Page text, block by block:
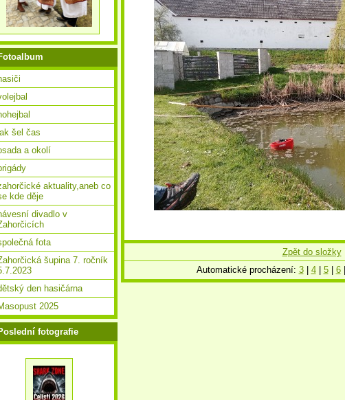
Zpět do složky
Automatické procházení: 3| 4| 5| 6|
šel čas
a okolí
aktuality,aneb co
kde děje
divadlo v
fota
šupina 7. ročník
den hasičárna
2025
fotografie